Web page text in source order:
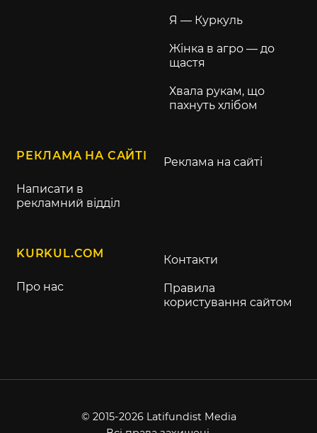
Я — Куркуль
Жінка в агро — до
щастя
Хвала рукам, що
пахнуть хлібом
РЕКЛАМА НА САЙТІ
Написати в
рекламний відділ
Реклама на сайті
KURKUL.COM
Про нас
Контакти
Правила
користування сайтом
© 2015-2026 Latifundist Media